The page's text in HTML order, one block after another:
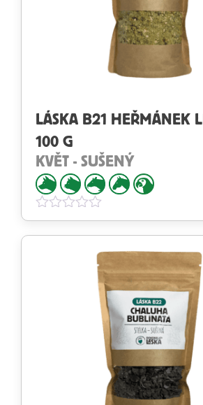
LÁSKA B21 HEŘMÁNEK
100 G
KVĚT - SUŠENÝ
Hodnotenie
0